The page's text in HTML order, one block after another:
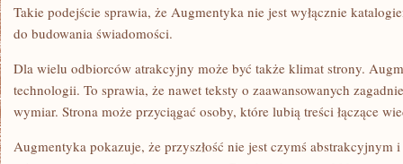
Takie podejście sprawia, że Augmentyka nie jest wyłącznie
do budowania świadomości.
Dla wielu odbiorców atrakcyjny może być także klimat strony.
technologii. To sprawia, że nawet teksty o zaawansowanych
wymiar. Strona może przyciągać osoby, które lubią treści łączące
Augmentyka pokazuje, że przyszłość nie jest czymś abstrakcyjnym i